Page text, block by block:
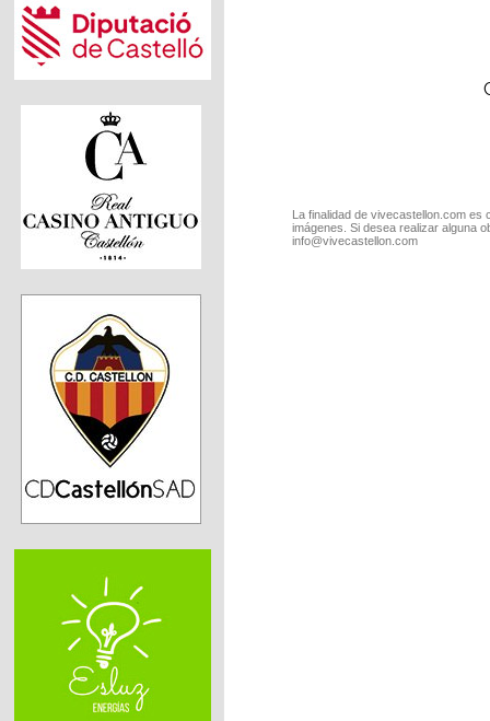
La finalidad de vivecastellon.com
imágenes. Si desea realizar alguna
info@vivecastellon.com